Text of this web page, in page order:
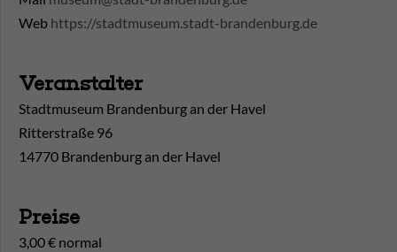
Web https://stadtmuseum.stadt-brandenburg.de
Veranstalter
Stadtmuseum Brandenburg an der Havel
Ritterstraße 96
14770 Brandenburg an der Havel
Preise
3,00 € normal